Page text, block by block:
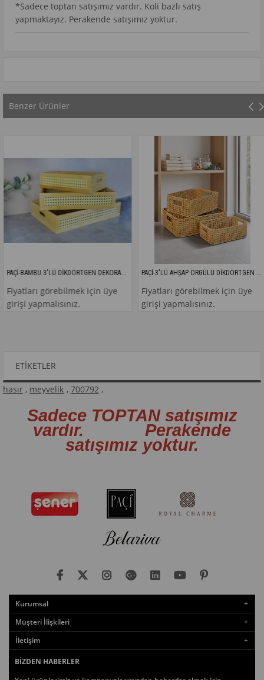
*Sadece toptan satışımız vardır. Koli bazlı satış
yapmaktayız. Perakende satışımız yoktur.
Benzer Ürünler
PAÇİ-BAMBU 3'LÜ DİKDÖRTGEN DEKORATİF ORGANİZER
görebilmek için üye
PAÇİ-3'LÜ AHŞAP ÖRGÜLÜ DİKDÖRTGEN SEPET
Fiyatları görebilmek için üye
girişi yapmalısınız.
ETIKETLER
hasır , meyvelik , 700792 ,
Sadece TOPTAN satışımız
vardır. Perakende
satışımız yoktur.
Kurumsal
Müşteri İlişkileri
İletişim
BIZDEN HABERLER